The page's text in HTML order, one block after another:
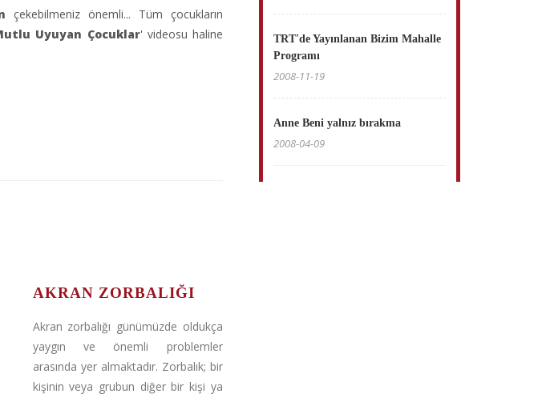
çekebilmeniz önemli... Tüm çocukların
Uyuyan Çocuklar' videosu haline
AKRAN ZORBALIĞI
Akran zorbalığı günümüzde oldukça
yaygın ve önemli problemler
arasında yer almaktadır. Zorbalık; bir
kişinin veya grubun diğer bir kişi ya
TRT'de Yayınlanan Bizim Mahalle
Programı
2008-11-19
Anne Beni yalnız bırakma
2008-04-09